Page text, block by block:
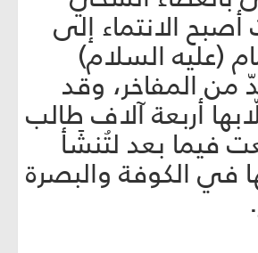
أصبح الانتماء إلى
(عليه السلام)
من المفاخر، وقد
أربعة آلاف طالب
فيما بعد لتُنشَأ
في الكوفة والبصرة